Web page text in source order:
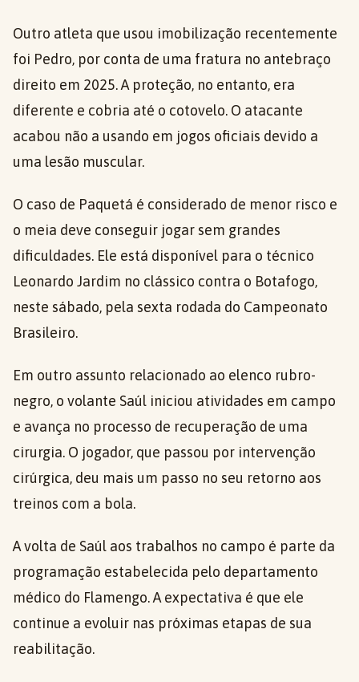
Outro atleta que usou imobilização recentemente
foi Pedro, por conta de uma fratura no antebraço
direito em 2025. A proteção, no entanto, era
diferente e cobria até o cotovelo. O atacante
acabou não a usando em jogos oficiais devido a
uma lesão muscular.
O caso de Paquetá é considerado de menor risco e
o meia deve conseguir jogar sem grandes
dificuldades. Ele está disponível para o técnico
Leonardo Jardim no clássico contra o Botafogo,
neste sábado, pela sexta rodada do Campeonato
Brasileiro.
Em outro assunto relacionado ao elenco rubro-
negro, o volante Saúl iniciou atividades em campo
e avança no processo de recuperação de uma
cirurgia. O jogador, que passou por intervenção
cirúrgica, deu mais um passo no seu retorno aos
treinos com a bola.
A volta de Saúl aos trabalhos no campo é parte da
programação estabelecida pelo departamento
médico do Flamengo. A expectativa é que ele
continue a evoluir nas próximas etapas de sua
reabilitação.